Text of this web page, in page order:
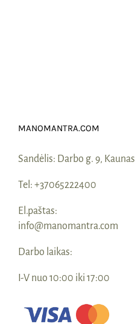
MANOMANTRA.COM
Sandėlis: Darbo g. 9, Kaunas
Tel: +37065222400
El.paštas:
info@manomantra.com
Darbo laikas:
I-V nuo 10:00 iki 17:00